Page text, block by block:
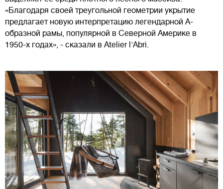
«Благодаря своей треугольной геометрии укрытие
предлагает новую интерпретацию легендарной А-
образной рамы, популярной в Северной Америке в
1950-х годах», - сказали в Atelier l'Abri.